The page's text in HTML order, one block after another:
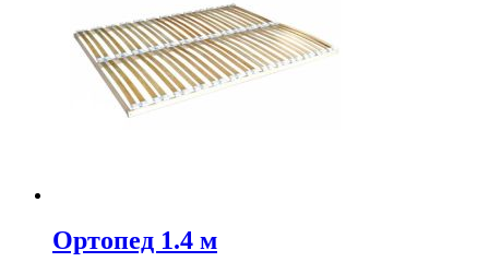
Ортопед 1.4 м